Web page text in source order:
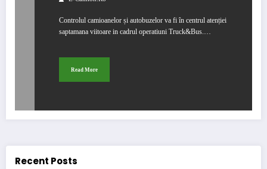
Controlul camioanelor și autobuzelor va fi în centrul atenției
saptamana viitoare in cadrul operatiuni Truck&Bus.…
Read More
Recent Posts